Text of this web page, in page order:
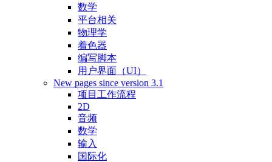
数学
平台相关
物理学
着色器
编写脚本
用户界面（UI）
New pages since version 3.1
项目工作流程
2D
音频
数学
输入
国际化